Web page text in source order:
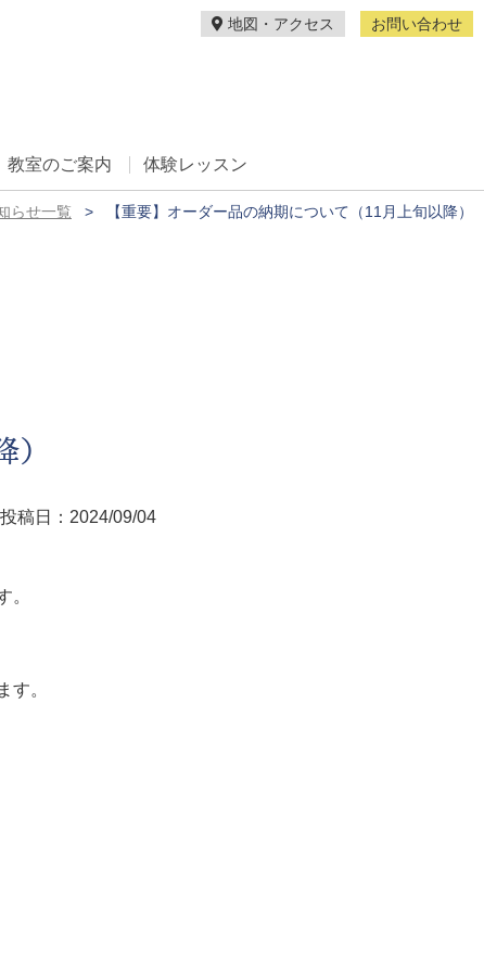
地図・アクセス お問い合わせ
教室のご案内 体験レッスン
らせ一覧 【重要】オーダー品の納期について（11月上旬以降）
投稿日：2024/09/04
。
す。